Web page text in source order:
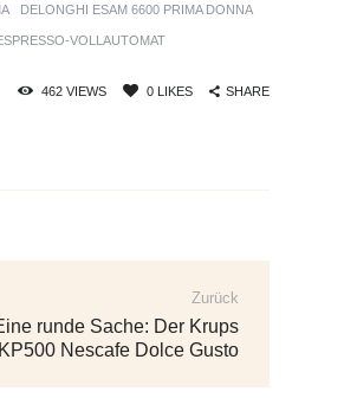
DELONGHI ESAM 6600 PRIMA DONNA
VOLLAUTOMAT
462VIEWS 0LIKES SHARE
Zurück
runde Sache: Der Krups
KP500 Nescafe Dolce Gusto